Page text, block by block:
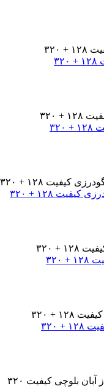
۱۲۸ + ۳۲۰
۳۲۰
بلوچی کیفیت ۳۲۰